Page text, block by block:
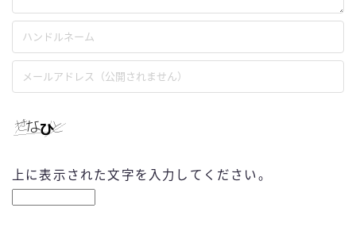
上に表示された文字を入力してください。